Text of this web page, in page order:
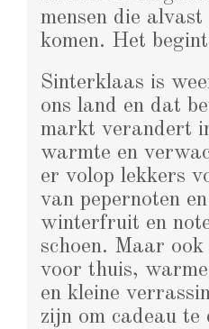
mensen die
komen. Het
Sinterklaas is
ons land en dat
markt verandert
warmte en
er volop lekkers
van pepernoten
winterfruit en
schoen. Maar
voor thuis,
en kleine
zijn om cadeau te